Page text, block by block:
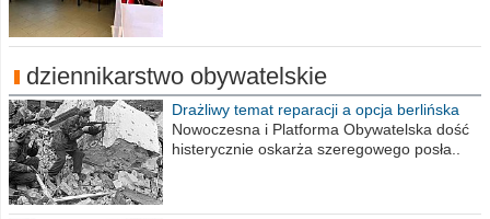
dziennikarstwo obywatelskie
Drażliwy temat reparacji a opcja berlińska
Nowoczesna i Platforma Obywatelska dość
histerycznie oskarża szeregowego posła..